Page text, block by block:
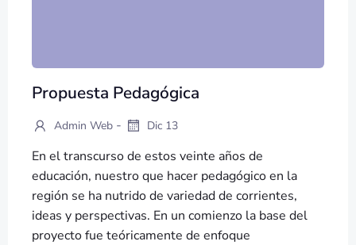
Propuesta Pedagógica
Admin Web - Dic 13
En el transcurso de estos veinte años de
educación, nuestro que hacer pedagógico en la
región se ha nutrido de variedad de corrientes,
ideas y perspectivas. En un comienzo la base del
proyecto fue teóricamente de enfoque